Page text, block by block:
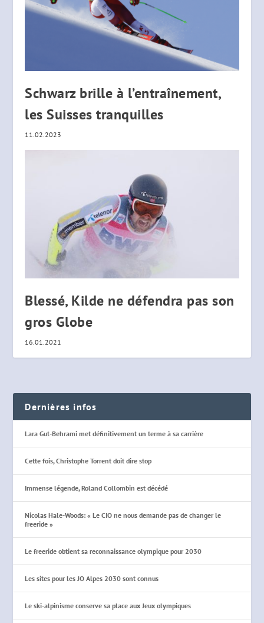
Schwarz brille à l’entraînement,
les Suisses tranquilles
11.02.2023
Blessé, Kilde ne défendra pas son
gros Globe
16.01.2021
Dernières infos
Lara Gut-Behrami met définitivement un terme à sa carrière
Cette fois, Christophe Torrent doit dire stop
Immense légende, Roland Collombin est décédé
Nicolas Hale-Woods: « Le CIO ne nous demande pas de changer le
freeride »
Le freeride obtient sa reconnaissance olympique pour 2030
Les sites pour les JO Alpes 2030 sont connus
Le ski-alpinisme conserve sa place aux Jeux olympiques